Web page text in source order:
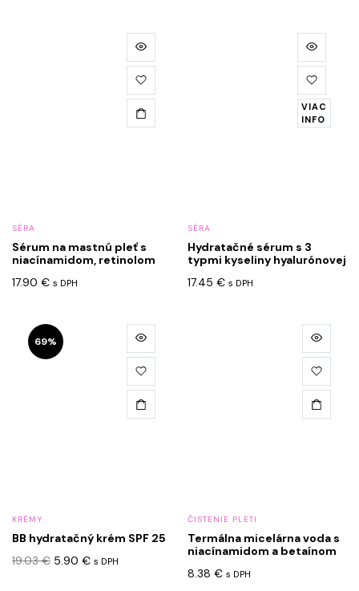
SÉRA
Sérum na mastnú pleť s
niacínamidom, retinolom
17.90 € s DPH
VIAC
INFO
SÉRA
Hydratačné sérum s 3
typmi kyseliny hyalurónovej
17.45 € s DPH
69%
Tento
produkt
má
viacero
variantov.
produktu.
KRÉMY
BB hydratačný krém SPF 25
19.03€ Pôvodná
5.90 €Aktuálna
s DPH
ČISTENIE PLETI
Termálna micelárna voda s
niacínamidom a betaínom
8.38 € s DPH